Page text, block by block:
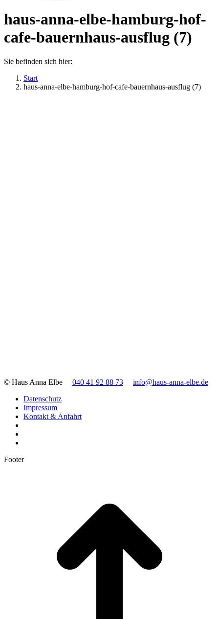
haus-anna-elbe-hamburg-hof-
cafe-bauernhaus-ausflug (7)
Sie befinden sich hier:
Start
haus-anna-elbe-hamburg-hof-cafe-bauernhaus-ausflug (7)
© Haus Anna Elbe 040 41 92 88 73
info@haus-anna-elbe.de
Datenschutz
Impressum
Kontakt & Anfahrt
Footer